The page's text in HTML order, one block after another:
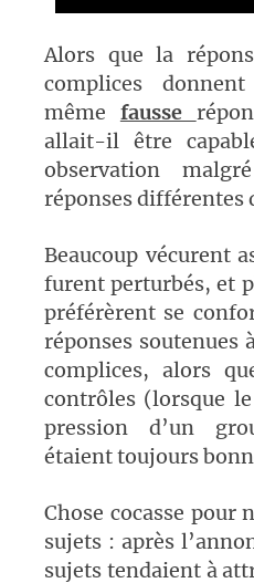
Alors que la
complices
même fausse
allait-il être
observation
réponses différentes
Beaucoup vécurent
furent perturbés, et
préférèrent se
réponses soutenues
complices, alors
contrôles (lorsque
pression d’un
étaient toujours
Chose cocasse pour
sujets : après
sujets tendaient à